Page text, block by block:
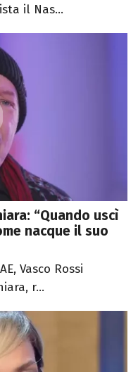
il Nas...
“Quando uscì
nacque il suo
Vasco Rossi
r...